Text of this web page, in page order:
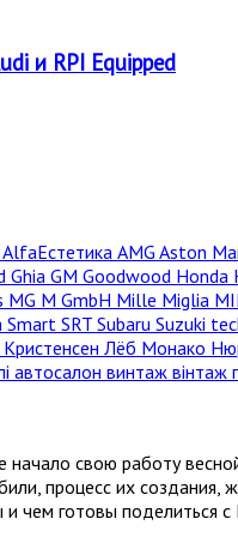
и RPI Equipped
AlfaЕстетика AMG Aston
Ghia GM Goodwood Honda
MG M GmbH Mille Miglia
Smart SRT Subaru Suzuki
Кристенсен Лёб Монако
автосалон винтаж вінтаж
свою работу
процесс их создания,
чем готовы поделиться с